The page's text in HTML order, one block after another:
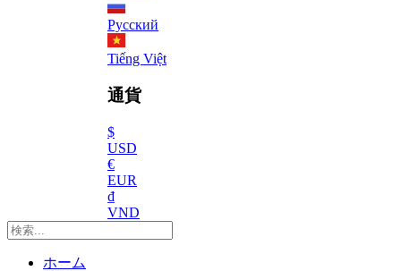
Русский
Tiếng Việt
通貨
$
USD
€
EUR
₫
VND
ホーム